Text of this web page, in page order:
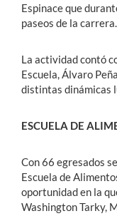
Espinace que
paseos de la carrera.
La actividad contó
Escuela, Álvaro
distintas dinámicas
ESCUELA DE
Con 66 egresados
Escuela de
oportunidad en la
Washington Tarky,